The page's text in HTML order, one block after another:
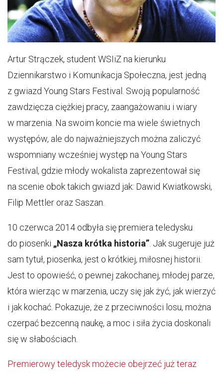
Artur Strączek, student WSIiZ na kierunku
Dziennikarstwo i Komunikacja Społeczna, jest jedną
z gwiazd Young Stars Festival. Swoją popularność
zawdzięcza ciężkiej pracy, zaangażowaniu i wiary
w marzenia. Na swoim koncie ma wiele świetnych
występów, ale do najważniejszych można zaliczyć
wspomniany wcześniej występ na Young Stars
Festival, gdzie młody wokalista zaprezentował się
na scenie obok takich gwiazd jak: Dawid Kwiatkowski,
Filip Mettler oraz Saszan.
10 czerwca 2014 odbyła się premiera teledysku
do piosenki „Nasza krótka historia”. Jak sugeruje już
sam tytuł, piosenka, jest o krótkiej, miłosnej historii.
Jest to opowieść, o pewnej zakochanej, młodej parze,
która wierząc w marzenia, uczy się jak żyć, jak wierzyć
i jak kochać. Pokazuje, że z przeciwności losu, można
czerpać bezcenną naukę, a moc i siła życia doskonali
się w słabościach.
Premierowy teledysk możecie obejrzeć już teraz